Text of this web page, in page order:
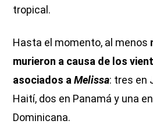
tropical.
Hasta el momento, al menos
murieron a causa de los
asociados aMelissa: tres en
Haití, dos en Panamá y una
Dominicana.